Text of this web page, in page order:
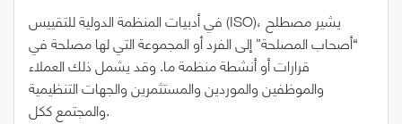
في أدبيات المنظمة الدولية للتقييس (ISO)، يشير مصطلح
“أصحاب المصلحة” إلى الفرد أو المجموعة التي لها مصلحة في
قرارات أو أنشطة منظمة ما. وقد يشمل ذلك العملاء
والموظفين والموردين والمستثمرين والجهات التنظيمية
والمجتمع ككل.